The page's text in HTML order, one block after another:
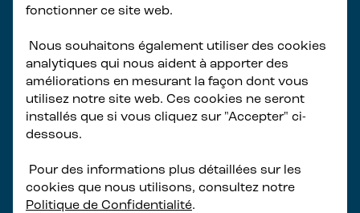
fonctionner ce site web.
Nous souhaitons également utiliser des cookies
analytiques qui nous aident à apporter des
améliorations en mesurant la façon dont vous
utilisez notre site web. Ces cookies ne seront
installés que si vous cliquez sur "Accepter" ci-
dessous.
Pour des informations plus détaillées sur les
cookies que nous utilisons, consultez notre
Politique de Confidentialité.
9001:2015, ISO 14001:2015 et ISO 45001:2018.
Ce système constitue la colonne vertébrale de
notre approche de gestion des processus
d’entreprise transversaux, des flux de travail
principaux et de support, ainsi que des interfaces
à travers l’organisation. Notre engagement
d’expérience sur le terrain pendant les phases de
fabrication, d’installation et d’exploitation, nous